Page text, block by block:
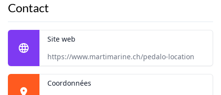
Contact
Site web
https://www.martimarine.ch/pedalo-location
Coordonnées